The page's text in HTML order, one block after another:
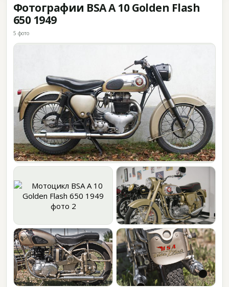
Фотографии BSA A 10 Golden Flash
650 1949
5 фото